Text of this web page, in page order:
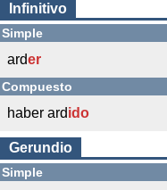
Infinitivo
Simple
arder
Compuesto
haber ardido
Gerundio
Simple